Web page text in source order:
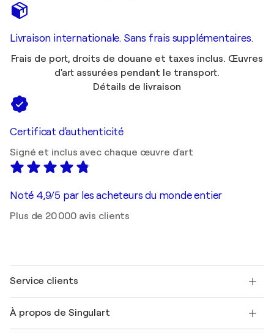
Livraison internationale. Sans frais supplémentaires.
Frais de port, droits de douane et taxes inclus. Œuvres
d'art assurées pendant le transport.
Détails de livraison
Certificat d'authenticité
Signé et inclus avec chaque œuvre d'art
Noté 4,9/5 par les acheteurs du monde entier
Plus de 20 000 avis clients
Service clients
Expédition
À propos de Singulart